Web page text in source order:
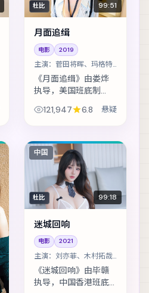
杜比 99:51
月面追缉
电影 2019
主演： 菅田将晖、玛格特·
罗比 等
《月面追缉》由娄烨
执导，美国班底制
疑。渔村少年捡到陌
涡。主演包括菅田将
晖、玛格特·罗比、李
政宰...
121,947 6.8 悬疑
中国
杜比 99:18
迷城回响
电影 2021
主演： 刘亦菲、木村拓哉
等
《迷城回响》由毕赣
执导，中国香港班底